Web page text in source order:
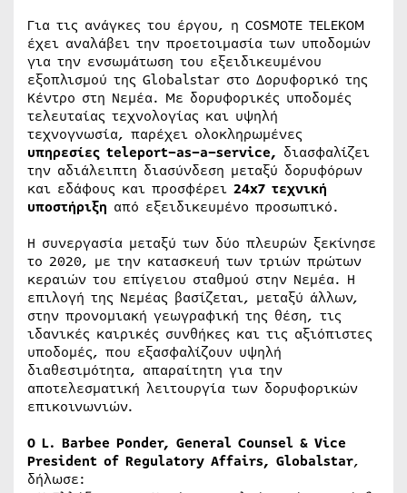
Για τις ανάγκες του έργου, η COSMOTE TELEKOM
έχει αναλάβει την προετοιμασία των υποδομών
για την ενσωμάτωση του εξειδικευμένου
εξοπλισμού της Globalstar στο Δορυφορικό της
Κέντρο στη Νεμέα. Με δορυφορικές υποδομές
τελευταίας τεχνολογίας και υψηλή
τεχνογνωσία, παρέχει ολοκληρωμένες
υπηρεσίες teleport–as–a–service, διασφαλίζει
την αδιάλειπτη διασύνδεση μεταξύ δορυφόρων
και εδάφους και προσφέρει 24x7 τεχνική
υποστήριξη από εξειδικευμένο προσωπικό.
Η συνεργασία μεταξύ των δύο πλευρών ξεκίνησε
το 2020, με την κατασκευή των τριών πρώτων
κεραιών του επίγειου σταθμού στην Νεμέα. Η
επιλογή της Νεμέας βασίζεται, μεταξύ άλλων,
στην προνομιακή γεωγραφική της θέση, τις
ιδανικές καιρικές συνθήκες και τις αξιόπιστες
υποδομές, που εξασφαλίζουν υψηλή
διαθεσιμότητα, απαραίτητη για την
αποτελεσματική λειτουργία των δορυφορικών
επικοινωνιών.
Ο L. Barbee Ponder, General Counsel & Vice
President of Regulatory Affairs, Globalstar,
δήλωσε: